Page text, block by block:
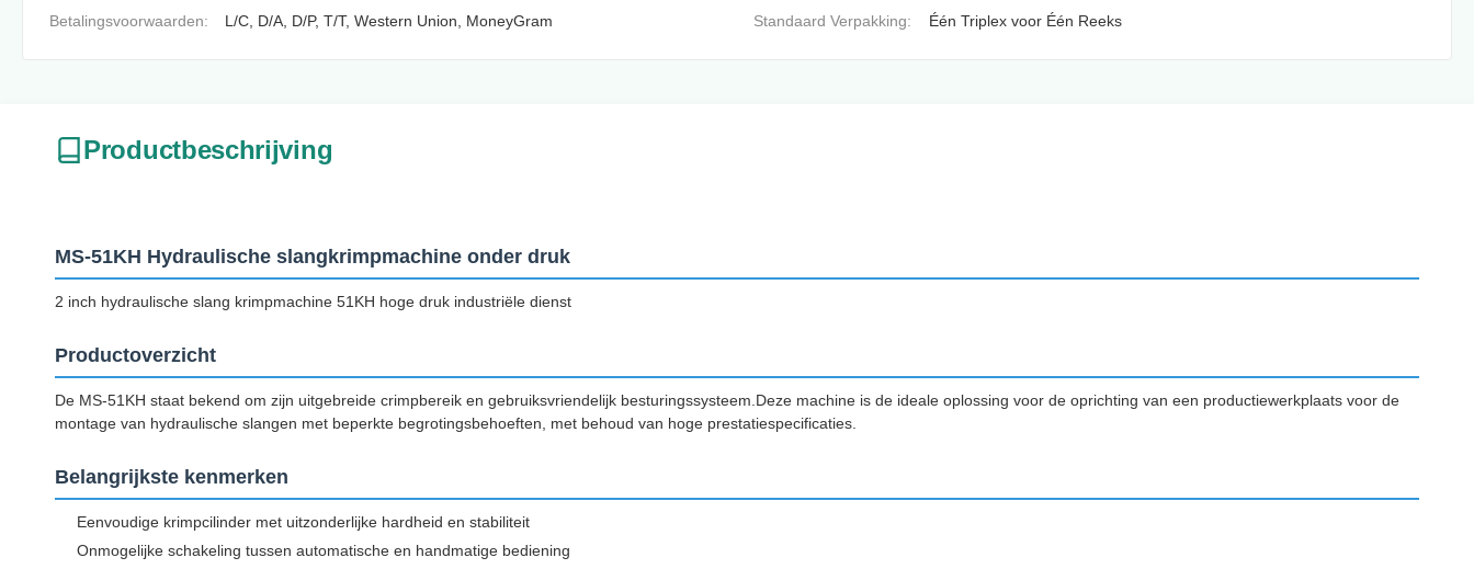
Betalingsvoorwaarden: L/C, D/A, D/P, T/T, Western Union, MoneyGram Standaard Verpakking: Één Triplex voor Één Reeks
Productbeschrijving
MS-51KH Hydraulische slangkrimpmachine onder druk
2 inch hydraulische slang krimpmachine 51KH hoge druk industriële dienst
Productoverzicht
De MS-51KH staat bekend om zijn uitgebreide crimpbereik en gebruiksvriendelijk besturingssysteem.Deze machine is de ideale oplossing voor de oprichting van een productiewerkplaats voor de
montage van hydraulische slangen met beperkte begrotingsbehoeften, met behoud van hoge prestatiespecificaties.
Belangrijkste kenmerken
Eenvoudige krimpcilinder met uitzonderlijke hardheid en stabiliteit
Onmogelijke schakeling tussen automatische en handmatige bediening